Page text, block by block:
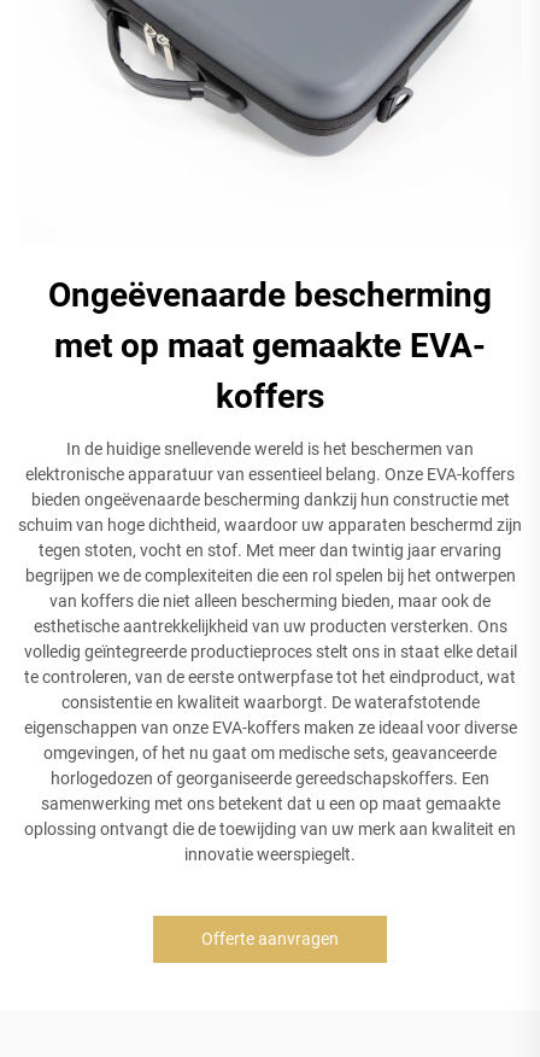
Ongeëvenaarde bescherming
met op maat gemaakte EVA-
koffers
In de huidige snellevende wereld is het beschermen van
elektronische apparatuur van essentieel belang. Onze EVA-koffers
bieden ongeëvenaarde bescherming dankzij hun constructie met
schuim van hoge dichtheid, waardoor uw apparaten beschermd zijn
tegen stoten, vocht en stof. Met meer dan twintig jaar ervaring
begrijpen we de complexiteiten die een rol spelen bij het ontwerpen
van koffers die niet alleen bescherming bieden, maar ook de
esthetische aantrekkelijkheid van uw producten versterken. Ons
volledig geïntegreerde productieproces stelt ons in staat elke detail
te controleren, van de eerste ontwerpfase tot het eindproduct, wat
consistentie en kwaliteit waarborgt. De waterafstotende
eigenschappen van onze EVA-koffers maken ze ideaal voor diverse
omgevingen, of het nu gaat om medische sets, geavanceerde
horlogedozen of georganiseerde gereedschapskoffers. Een
samenwerking met ons betekent dat u een op maat gemaakte
oplossing ontvangt die de toewijding van uw merk aan kwaliteit en
innovatie weerspiegelt.
Offerte aanvragen